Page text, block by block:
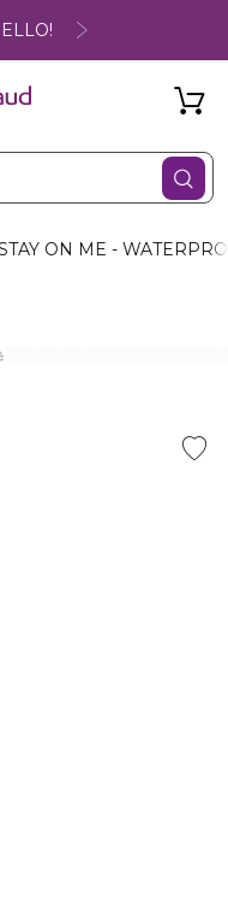
ON ME -